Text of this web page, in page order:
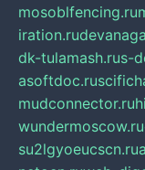
mosoblfencing.ru
iration.ru
dk-tulamash.rus-
asoftdoc.ru
mudconnector.ru
wundermoscow.ru
su2lgyoeucscn.ru